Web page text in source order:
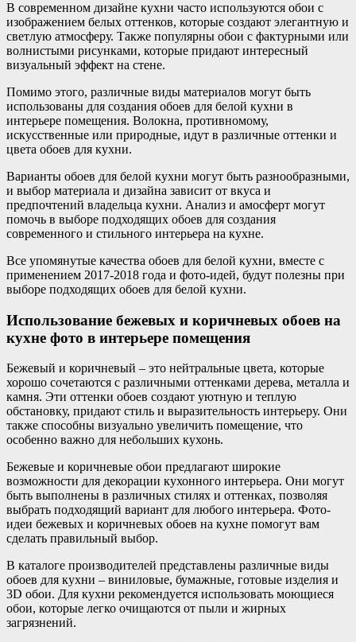
В современном дизайне кухни часто используются обои с
изображением белых оттенков, которые создают элегантную и
светлую атмосферу. Также популярны обои с фактурными или
волнистыми рисунками, которые придают интересный
визуальный эффект на стене.
Помимо этого, различные виды материалов могут быть
использованы для создания обоев для белой кухни в
интерьере помещения. Волокна, противномому,
искусственные или природные, идут в различные оттенки и
цвета обоев для кухни.
Варианты обоев для белой кухни могут быть разнообразными,
и выбор материала и дизайна зависит от вкуса и
предпочтений владельца кухни. Анализ и амосферт могут
помочь в выборе подходящих обоев для создания
современного и стильного интерьера на кухне.
Все упомянутые качества обоев для белой кухни, вместе с
применением 2017-2018 года и фото-идей, будут полезны при
выборе подходящих обоев для белой кухни.
Использование бежевых и коричневых обоев на
кухне фото в интерьере помещения
Бежевый и коричневый – это нейтральные цвета, которые
хорошо сочетаются с различными оттенками дерева, металла и
камня. Эти оттенки обоев создают уютную и теплую
обстановку, придают стиль и выразительность интерьеру. Они
также способны визуально увеличить помещение, что
особенно важно для небольших кухонь.
Бежевые и коричневые обои предлагают широкие
возможности для декорации кухонного интерьера. Они могут
быть выполнены в различных стилях и оттенках, позволяя
выбрать подходящий вариант для любого интерьера. Фото-
идеи бежевых и коричневых обоев на кухне помогут вам
сделать правильный выбор.
В каталоге производителей представлены различные виды
обоев для кухни – виниловые, бумажные, готовые изделия и
3D обои. Для кухни рекомендуется использовать моющиеся
обои, которые легко очищаются от пыли и жирных
загрязнений.